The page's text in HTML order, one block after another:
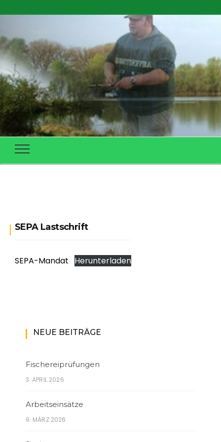
SEPA Lastschrift
SEPA-Mandat Herunterladen
NEUE BEITRÄGE
Fischereiprüfungen
3. APRIL 2026
Arbeitseinsätze
9. MÄRZ 2026